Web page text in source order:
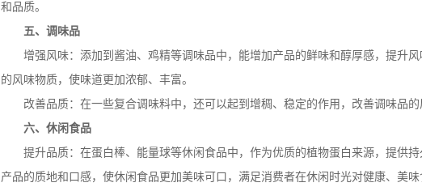
和品质。
五、调味品
增强风味：添加到酱油、鸡精等调味品中，能增加产品的鲜味和醇厚感，提升
的风味物质，使味道更加浓郁、丰富。
改善品质：在一些复合调味料中，还可以起到增稠、稳定的作用，改善调味品
六、休闲食品
提升品质：在蛋白棒、能量球等休闲食品中，作为优质的植物蛋白来源，提供
产品的质地和口感，使休闲食品更加美味可口，满足消费者在休闲时光对健康、美味